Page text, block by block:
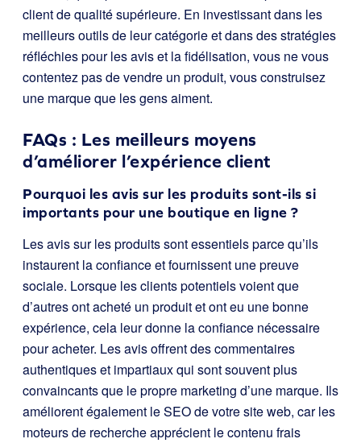
client de qualité supérieure. En investissant dans les
meilleurs outils de leur catégorie et dans des stratégies
réfléchies pour les avis et la fidélisation, vous ne vous
contentez pas de vendre un produit, vous construisez
une marque que les gens aiment.
FAQs : Les meilleurs moyens
d’améliorer l’expérience client
Pourquoi les avis sur les produits sont-ils si
importants pour une boutique en ligne ?
Les avis sur les produits sont essentiels parce qu’ils
instaurent la confiance et fournissent une preuve
sociale. Lorsque les clients potentiels voient que
d’autres ont acheté un produit et ont eu une bonne
expérience, cela leur donne la confiance nécessaire
pour acheter. Les avis offrent des commentaires
authentiques et impartiaux qui sont souvent plus
convaincants que le propre marketing d’une marque. Ils
améliorent également le SEO de votre site web, car les
moteurs de recherche apprécient le contenu frais